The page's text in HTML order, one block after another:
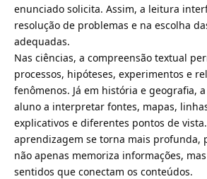
enunciado solicita. Assim, a leitura
resolução de problemas e na escolha
adequadas.
Nas ciências, a compreensão textual
processos, hipóteses, experimentos e
fenômenos. Já em história e geografia,
aluno a interpretar fontes, mapas,
explicativos e diferentes pontos de
aprendizagem se torna mais profunda,
não apenas memoriza informações,
sentidos que conectam os conteúdos.